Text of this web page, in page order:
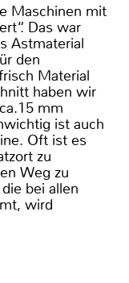
Maschinen mit
Das war
Astmaterial
den
Material
haben wir
mm
ist auch
Oft ist es
zu
Weg zu
bei allen
wird